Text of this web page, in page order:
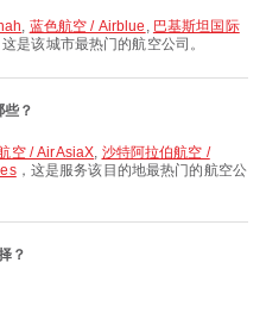
, 蓝色航空 / Airblue , 巴基斯坦国际
这是该城市最热门的航空公司。
？
空 / AirAsiaX, 沙特阿拉伯航空 /
，这是服务该目的地最热门的航空公
？